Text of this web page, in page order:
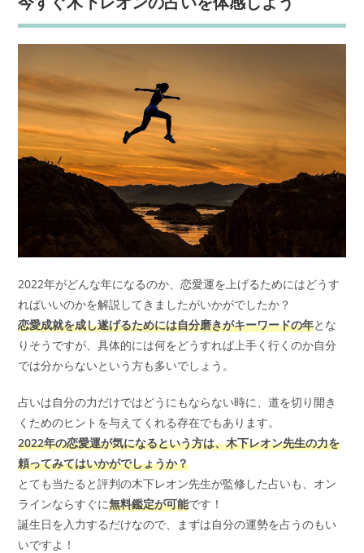
2022年がどんな年になるのか、恋愛運を上げるためにはどうす
ればいいのかを解説してきましたがいかがでしたか？
恋愛成就を成し遂げるためには自分磨きがキーワードの年とな
りそうですが、具体的には何をどうすれば上手く行くのか自分
では分からないという方も多いでしょう。
占いは自分の力だけではどうにもならない時に、道を切り開き
くためのヒントを与えてくれる存在でもあります。
2022年の恋愛運が気になるという方は、木下レオン先生の力を
頼ってみてはいかがでしょうか？
とても当たると評判の木下レオン先生が監修した占いも、オン
ラインならすぐに無料鑑定が可能です！
誕生日を入力するだけなので、まずは自分の運勢を占うのもい
いですよ！